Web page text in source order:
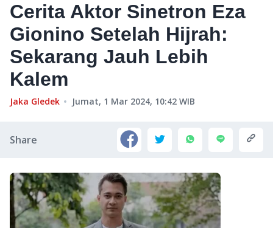
Cerita Aktor Sinetron Eza
Gionino Setelah Hijrah:
Sekarang Jauh Lebih
Kalem
Jaka Gledek Jumat, 1 Mar 2024, 10:42 WIB
Share